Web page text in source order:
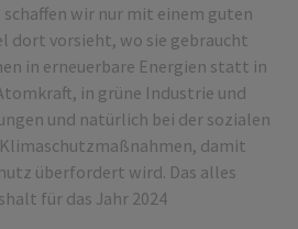
schaffen wir nur mit einem guten
dort vorsieht, wo sie gebraucht
in erneuerbare Energien statt in
in grüne Industrie und
und natürlich bei der sozialen
damit
überfordert wird. Das alles
für das Jahr 2024